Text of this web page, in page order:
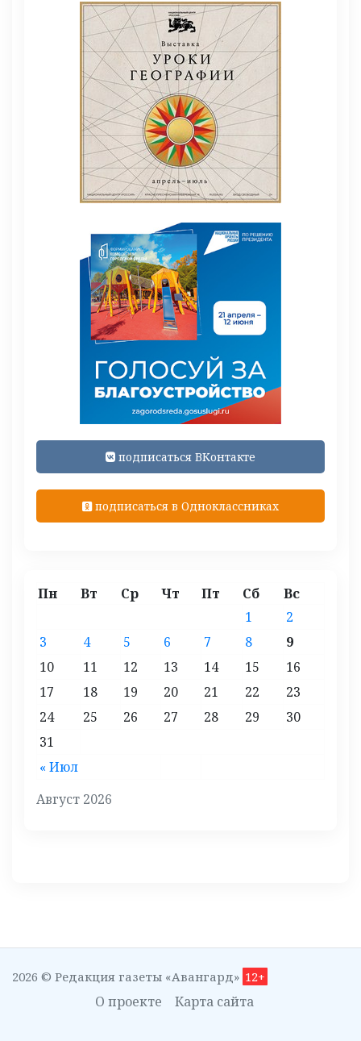
подписаться ВКонтакте
подписаться в Одноклассниках
Август 2026
Пн Вт Ср Чт Пт Сб Вс
« Июл
1
2
3
4 5 6 7 8
9
10
11 12 13 14 15
16
17
18 19 20 21 22
23
24
25 26 27 28 29
30
31
2026 © Редакция газеты «Авангард» 12+
О проекте Карта сайта